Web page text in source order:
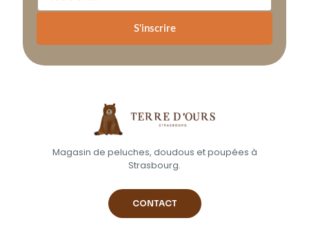
S'inscrire
Magasin de peluches, doudous et poupées à
Strasbourg.
CONTACT